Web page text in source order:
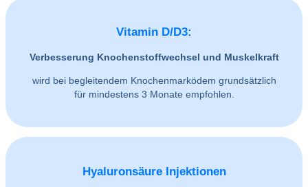
Vitamin D/D3:
Verbesserung Knochenstoffwechsel und Muskelkraft
wird bei begleitendem Knochenmarködem grundsätzlich
für mindestens 3 Monate empfohlen.
Hyaluronsäure Injektionen